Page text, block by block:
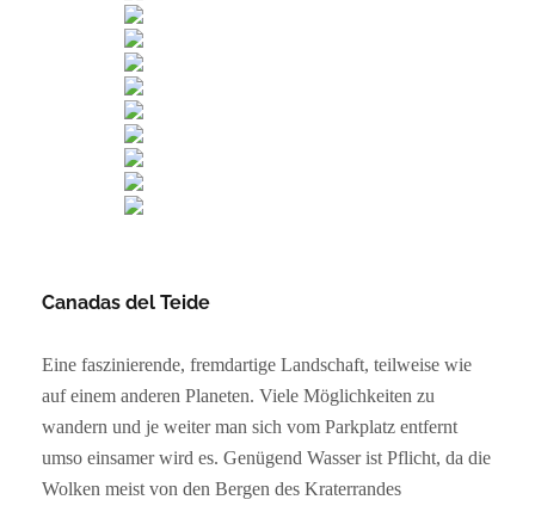
Canadas del Teide
Eine faszinierende, fremdartige Landschaft, teilweise wie
auf einem anderen Planeten. Viele Möglichkeiten zu
wandern und je weiter man sich vom Parkplatz entfernt
umso einsamer wird es. Genügend Wasser ist Pflicht, da die
Wolken meist von den Bergen des Kraterrandes